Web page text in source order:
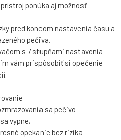
ponúka aj možnosť
pred koncom nastavenia času a
pečiva.
s 7 stupňami nastavenia
vám prispôsobiť si opečenie
sa pečivo
vypne,
opekanie bez rizika